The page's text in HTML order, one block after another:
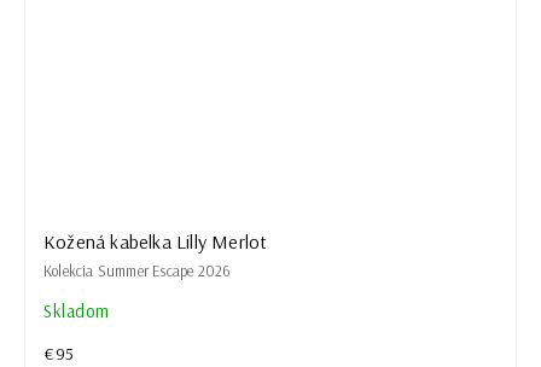
Kožená kabelka Lilly Merlot
Kolekcia Summer Escape 2026
Skladom
€95